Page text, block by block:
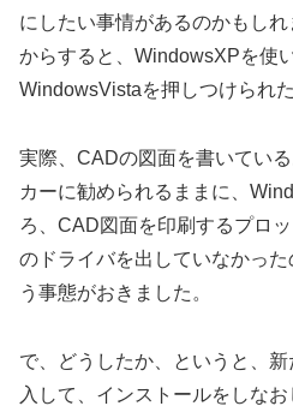
にしたい事情があるのかもし
からすると、WindowsXPを使
WindowsVistaを押しつけられ
実際、CADの図面を書いてい
カーに勧められるままに、
ろ、CAD図面を印刷するプロ
のドライバを出していなかっ
う事態がおきました。
で、どうしたか、というと、
入して、インストールをしなお